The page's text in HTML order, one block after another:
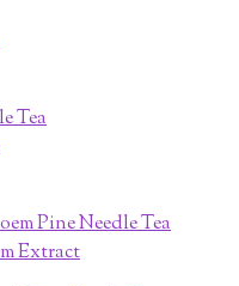
Tea
Pine Needle Tea
Extract